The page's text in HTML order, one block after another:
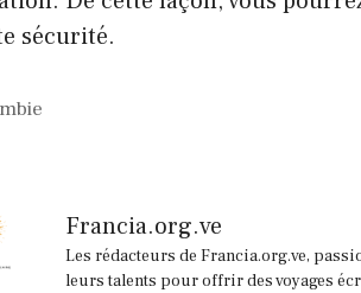
sécurité.
Francia.org.ve
Les rédacteurs de Francia.org.ve,
leurs talents pour offrir des voyages